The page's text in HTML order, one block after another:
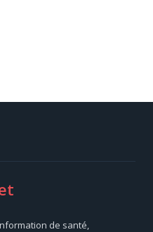
de santé,